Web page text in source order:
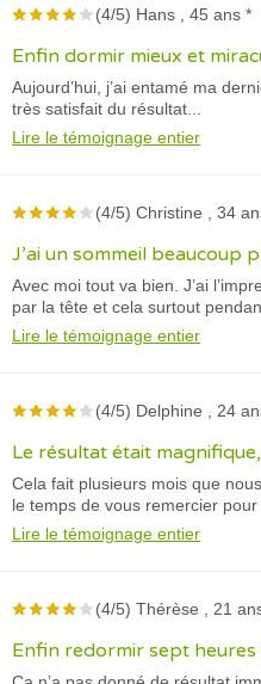
(4/5) Hans , 45 ans *
Enfin dormir mieux et
Aujourd’hui, j’ai entamé ma
très satisfait du résultat...
Lire le témoignage entier
(4/5) Christine , 34
J’ai un sommeil beaucoup
Avec moi tout va bien. J’ai
par la tête et cela surtout
Lire le témoignage entier
(4/5) Delphine , 24
Le résultat était
Cela fait plusieurs mois que
le temps de vous remercier pour
Lire le témoignage entier
(4/5) Thérèse , 21
Enfin redormir sept